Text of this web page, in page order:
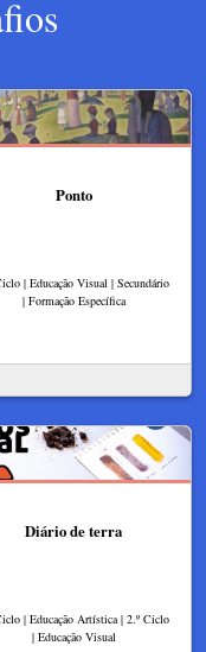
Ponto
| Educação Visual | Secundário
| Formação Específica
Diário de terra
| Educação Artística | 2.º Ciclo
| Educação Visual